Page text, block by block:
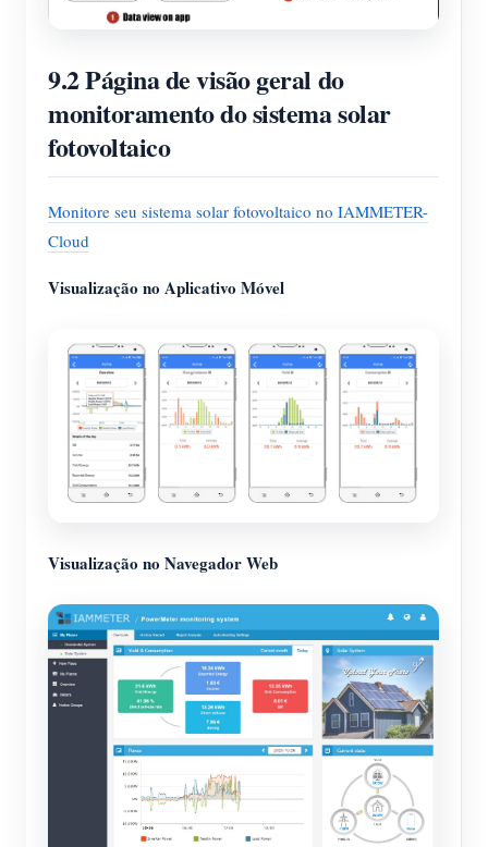
9.2 Página de visão geral do
monitoramento do sistema solar
fotovoltaico
Monitore seu sistema solar fotovoltaico no IAMMETER-
Cloud
Visualização no Aplicativo Móvel
Visualização no Navegador Web